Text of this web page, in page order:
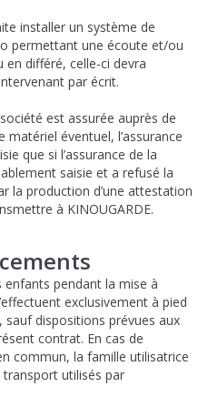
installer un système de
permettant une écoute et/ou
différé, celle-ci devra
par écrit.
est assurée auprès de
matériel éventuel, l’assurance
que si l’assurance de la
saisie et a refusé la
la production d’une attestation
à KINOUGARDE.
pendant la mise à
exclusivement à pied
dispositions prévues aux
contrat. En cas de
commun, la famille utilisatrice
utilisés par